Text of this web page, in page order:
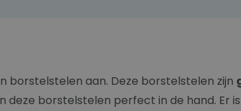
borstelstelen aan. Deze borstelstelen zijn
borstelstelen perfect in de hand. Er